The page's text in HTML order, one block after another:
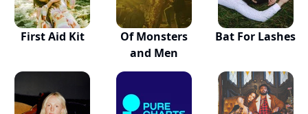
First Aid Kit
Of Monsters
and Men
Bat For Lashes